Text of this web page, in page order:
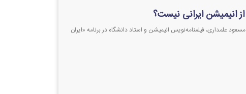
انیمیشن ایرانی نیست؟
علمداری، فیلمنامه‌نویس انیمیشن و استاد دانشگاه در برنامه «ایران